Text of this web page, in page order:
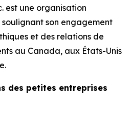
est une organisation
son engagement
et des relations de
au Canada, aux États-Unis
des petites entreprises